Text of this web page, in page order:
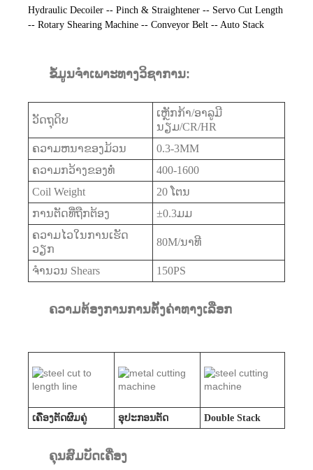
Hydraulic Decoiler -- Pinch & Straightener -- Servo Cut Length
-- Rotary Shearing Machine -- Conveyor Belt -- Auto Stack
ຂໍ້ມູນຈໍາເພາະທາງວິຊາການ:
ວັດຖຸດິບ
ເຫຼັກກ້າ/ອາລູມີ
ນຽມ/CR/HR
ຄວາມຫນາຂອງມ້ວນ
0.3-3MM
ຄວາມກວ້າງຂອງທໍ່
400-1600
Coil Weight
20 ໂຕນ
ການຕັດທີ່ຖືກຕ້ອງ
±0.3ມມ
ຄວາມໄວໃນການເຮັດ
ວຽກ
80M/ນາທີ
ຈໍານວນ Shears 150PS
ຄວາມຕ້ອງການການຕັ້ງຄ່າທາງເລືອກ
ເຄື່ອງຕັດຜົມຄູ່ ອຸປະກອນຕັດ Double Stack
ຄຸນສົມບັດເຄື່ອງ